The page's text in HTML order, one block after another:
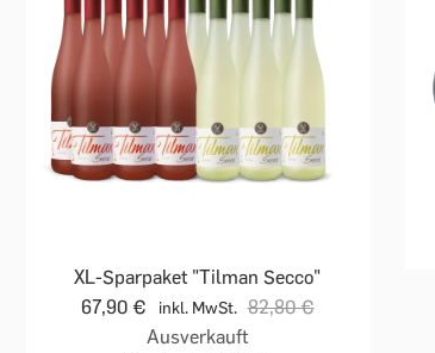
XL-Sparpaket "Tilman Secco"
67,90 €
inkl. MwSt. 82,80 €
Ausverkauft